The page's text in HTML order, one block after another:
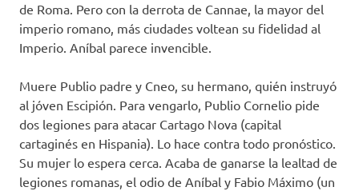
de Roma. Pero con la derrota de Cannae, la mayor del
imperio romano, más ciudades voltean su fidelidad al
Imperio. Aníbal parece invencible.
Muere Publio padre y Cneo, su hermano, quién instruyó
al jóven Escipión. Para vengarlo, Publio Cornelio pide
dos legiones para atacar Cartago Nova (capital
cartaginés en Hispania). Lo hace contra todo pronóstico.
Su mujer lo espera cerca. Acaba de ganarse la lealtad de
legiones romanas, el odio de Aníbal y Fabio Máximo (un